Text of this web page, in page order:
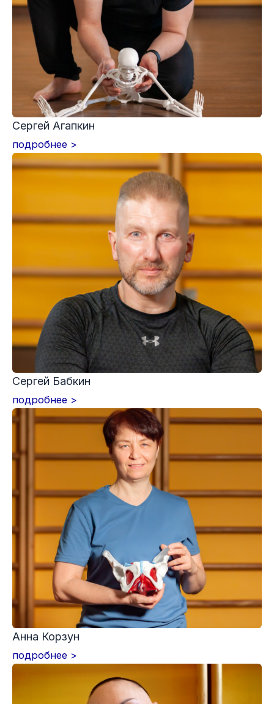
Сергей Агапкин
подробнее >
Сергей Бабкин
подробнее >
Анна Корзун
подробнее >